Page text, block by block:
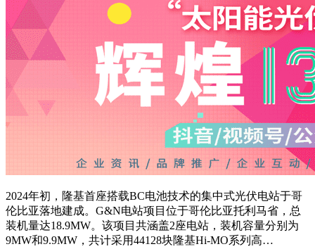
2024年初，隆基首座搭载BC电池技术的集中式光伏电站于哥
伦比亚落地建成。G&N电站项目位于哥伦比亚托利马省，总
装机量达18.9MW。该项目共涵盖2座电站，装机容量分别为
9MW和9.9MW，共计采用44128块隆基Hi-MO系列高…